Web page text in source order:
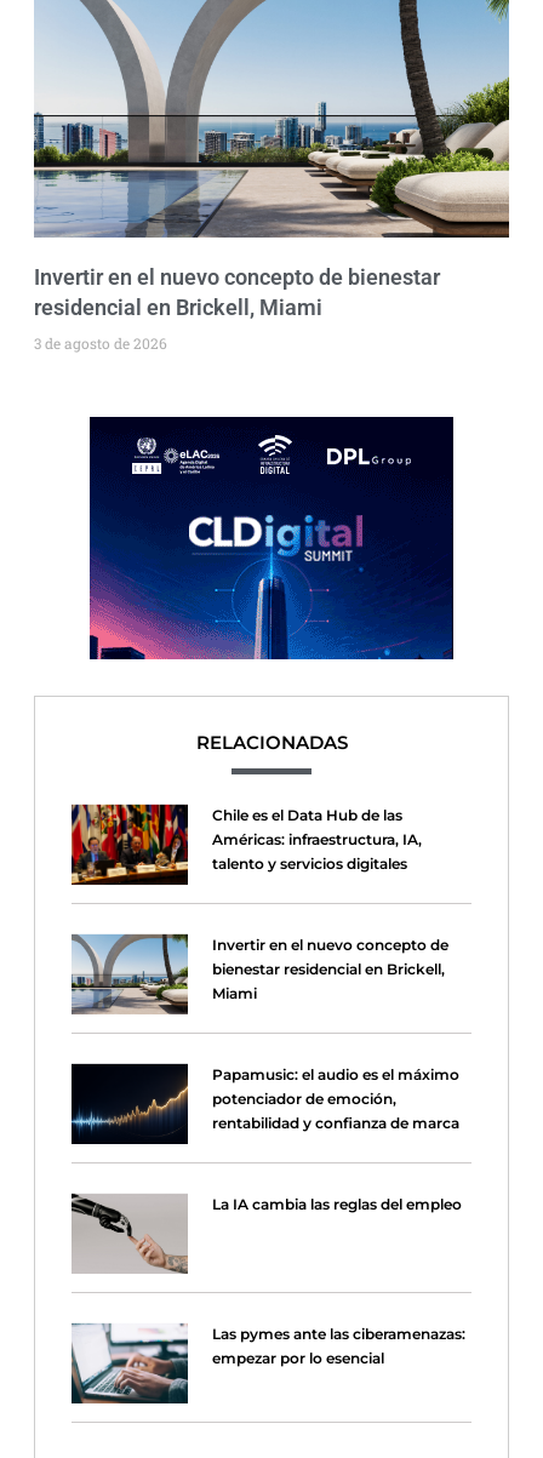
Invertir en el nuevo concepto de bienestar
residencial en Brickell, Miami
3 de agosto de 2026
RELACIONADAS
Chile es el Data Hub de las
Américas: infraestructura, IA,
talento y servicios digitales
Invertir en el nuevo concepto de
bienestar residencial en Brickell,
Miami
Papamusic: el audio es el máximo
potenciador de emoción,
rentabilidad y confianza de marca
La IA cambia las reglas del empleo
Las pymes ante las ciberamenazas:
empezar por lo esencial